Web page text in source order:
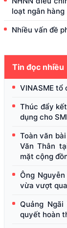
loạt ngân hàng
Nhiều vấn đề
Tin đọc nhiều
VINASME tổ
Thúc đẩy
dụng cho
Toàn văn
Văn Thân
mặt cộng
Ông
vừa vượt
Quảng
quyết hoàn